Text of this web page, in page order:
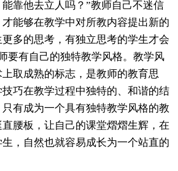
靠他去立人吗？”教师自己不迷信
能够在教学中对所教内容提出新的
多的思考，有独立思考的学生才会
要有自己的独特教学风格。教学风
取成熟的标志，是教师的教育思
巧在教学过程中独特的、和谐的结
有成为一个具有独特教学风格的教
腰板，让自己的课堂熠熠生辉，在
，自然也就容易成长为一个站直的